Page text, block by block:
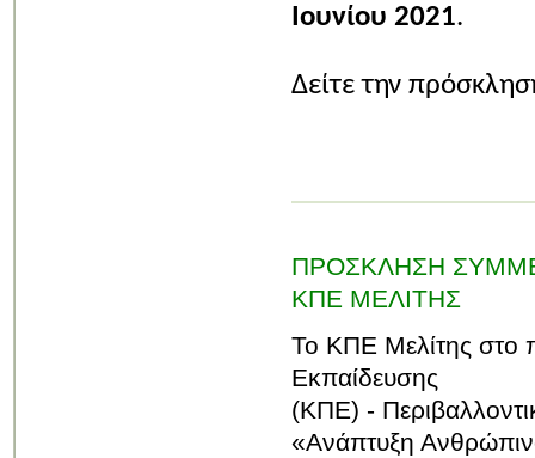
Ιουνίου 2021.
Δείτε την
ΠΡΟΣΚΛΗΣΗ
ΚΠΕ ΜΕΛΙΤΗΣ
Το ΚΠΕ Μελίτης στο
Εκπαίδευσης
(ΚΠΕ) -
«Ανάπτυξη